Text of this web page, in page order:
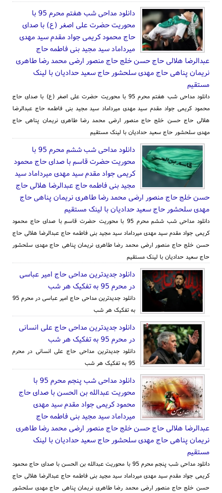
دانلود مداحی شب هفتم محرم 95 با
محوریت حضرت علی اصغر (ع) با صدای
حاج محمود کریمی جواد مقدم سید مهدی
میرداماد سید مجید بنی فاطمه حاج
عبدالرضا هلالی حاج حسن خلج حاج منصور ارضی محمد رضا طاهری
نریمان پناهی حاج مهدی سلحشور حاج سعید حدادیان با لینک
مستقیم
دانلود مداحی شب هفتم محرم 95 با محوریت حضرت علی اصغر (ع) با صدای حاج
محمود کریمی جواد مقدم سید مهدی میرداماد سید مجید بنی فاطمه حاج عبدالرضا
هلالی حاج حسن خلج حاج منصور ارضی محمد رضا طاهری نریمان پناهی حاج
مهدی سلحشور حاج سعید حدادیان با لینک مستقیم
دانلود مداحی شب ششم محرم 95 با
محوریت حضرت قاسم با صدای حاج محمود
کریمی جواد مقدم سید مهدی میرداماد سید
مجید بنی فاطمه حاج عبدالرضا هلالی حاج
حسن خلج حاج منصور ارضی محمد رضا طاهری نریمان پناهی حاج
مهدی سلحشور حاج سعید حدادیان با لینک مستقیم
دانلود مداحی شب ششم محرم 95 با محوریت حضرت قاسم با صدای حاج محمود
کریمی جواد مقدم سید مهدی میرداماد سید مجید بنی فاطمه حاج عبدالرضا هلالی حاج
حسن خلج حاج منصور ارضی محمد رضا طاهری نریمان پناهی حاج مهدی سلحشور
حاج سعید حدادیان با لینک مستقیم
دانلود جدیدترین مداحی حاج امیر عباسی
در محرم 95 به تفکیک هر شب
دانلود جدیدترین مداحی حاج امیر عباسی در محرم 95
به تفکیک هر شب
دانلود جدیدترین مداحی حاج علی انسانی
در محرم 95 به تفکیک هر شب
دانلود جدیدترین مداحی حاج علی انسانی در محرم
95 به تفکیک هر شب
دانلود مداحی شب پنجم محرم 95 با
محوریت عبدالله بن الحسن با صدای حاج
محمود کریمی جواد مقدم سید مهدی
میرداماد سید مجید بنی فاطمه حاج
عبدالرضا هلالی حاج حسن خلج حاج منصور ارضی محمد رضا طاهری
نریمان پناهی حاج مهدی سلحشور حاج سعید حدادیان با لینک
مستقیم
دانلود مداحی شب پنجم محرم 95 با محوریت عبدالله بن الحسن با صدای حاج محمود
کریمی جواد مقدم سید مهدی میرداماد سید مجید بنی فاطمه حاج عبدالرضا هلالی حاج
حسن خلج حاج منصور ارضی محمد رضا طاهری نریمان پناهی حاج مهدی سلحشور